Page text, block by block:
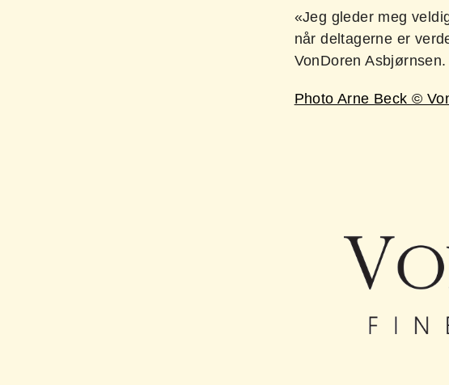
«Jeg gleder meg
når deltagerne er
VonDoren Asbjørnsen.
Photo Arne Beck ©